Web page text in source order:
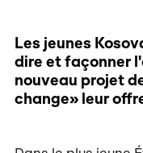
Les jeunes
dire et façonner
nouveau projet
change» leur